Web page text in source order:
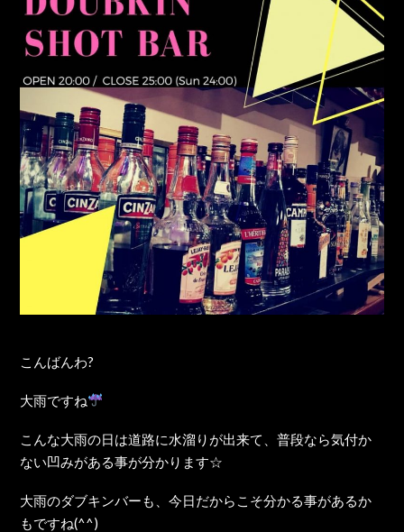
こんばんわ?
大雨ですね
こんな大雨の日は道路に水溜りが出来て、普段なら気付か
ない凹みがある事が分かります☆
大雨のダブキンバーも、今日だからこそ分かる事があるか
もですね(^^)